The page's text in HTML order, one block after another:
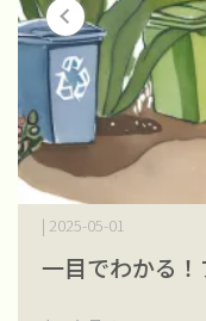
| 2025-05-01
一目でわかる